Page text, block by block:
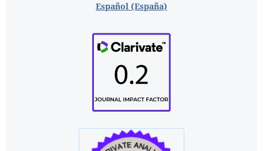
Español (España)